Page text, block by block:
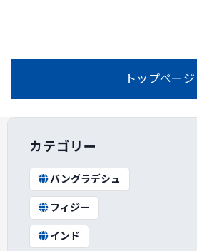
トップページ
カテゴリー
バングラデシュ
フィジー
インド